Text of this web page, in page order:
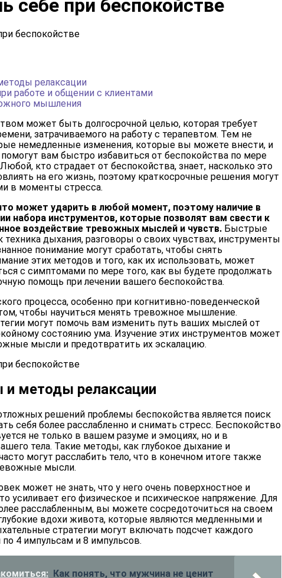
себе при беспокойстве
релаксации
работе и общении с клиентами
мышления
может быть долгосрочной целью, которая требует
затрачиваемого на работу с терапевтом. Тем не
немедленные изменения, которые вы можете внести, и
вам быстро избавиться от беспокойства по мере
кто страдает от беспокойства, знает, насколько это
на его жизнь, поэтому краткосрочные решения могут
в моменты стресса.
может ударить в любой момент, поэтому наличие в
набора инструментов, которые позволят вам свести к
воздействие тревожных мыслей и чувств. Быстрые
техника дыхания, разговоры о своих чувствах, инструменты
понимание могут сработать, чтобы снять
этих методов и того, как их использовать, может
с симптомами по мере того, как вы будете продолжать
помощь при лечении вашего беспокойства.
процесса, особенно при когнитивно-поведенческой
чтобы научиться менять тревожное мышление.
могут помочь вам изменить путь ваших мыслей от
состоянию ума. Изучение этих инструментов может
мысли и предотвратить их эскалацию.
и методы релаксации
решений проблемы беспокойства является поиск
себя более расслабленно и снимать стресс. Беспокойство
не только в вашем разуме и эмоциях, но и в
тела. Такие методы, как глубокое дыхание и
могут расслабить тело, что в конечном итоге также
мысли.
может не знать, что у него очень поверхностное и
усиливает его физическое и психическое напряжение. Для
расслабленным, вы можете сосредоточиться на своем
вдохи живота, которые являются медленными и
стратегии могут включать подсчет каждого
4 импульсам и 8 импульсов.
Как понять, что мужчина не ценит